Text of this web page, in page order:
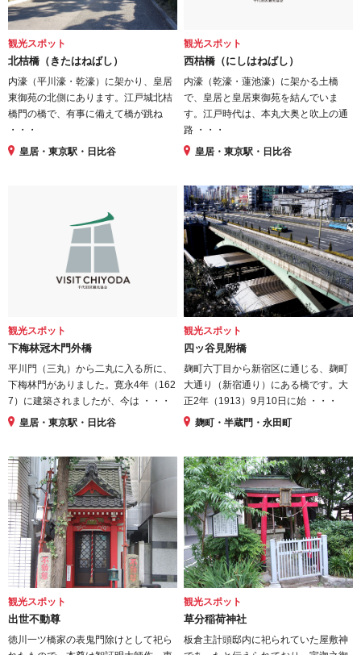
観光スポット
北桔橋（きたはねばし）
内濠（平川濠・乾濠）に架かり、皇居
東御苑の北側にあります。江戸城北桔
橋門の橋で、有事に備えて橋が跳ね
・・・
皇居・東京駅・日比谷
観光スポット
西桔橋（にしはねばし）
内濠（乾濠・蓮池濠）に架かる土橋
で、皇居と皇居東御苑を結んでいま
す。江戸時代は、本丸大奥と吹上の通
路 ・・・
皇居・東京駅・日比谷
観光スポット
下梅林冠木門外橋
平川門（三丸）から二丸に入る所に、
下梅林門がありました。寛永4年（162
7）に建築されましたが、今は ・・・
皇居・東京駅・日比谷
観光スポット
四ッ谷見附橋
麹町六丁目から新宿区に通じる、麹町
大通り（新宿通り）にある橋です。大
正2年（1913）9月10日に始 ・・・
麹町・半蔵門・永田町
観光スポット
出世不動尊
徳川一ツ橋家の表鬼門除けとして祀ら
観光スポット
草分稲荷神社
板倉主計頭邸内に祀られていた屋敷神